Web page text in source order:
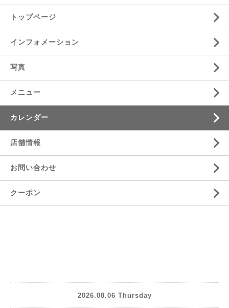
トップページ
インフォメーション
写真
メニュー
カレンダー
店舗情報
お問い合わせ
クーポン
2026.08.06 Thursday